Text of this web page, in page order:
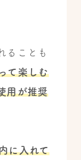
ることも
て楽しむ
用が推奨
に入れて